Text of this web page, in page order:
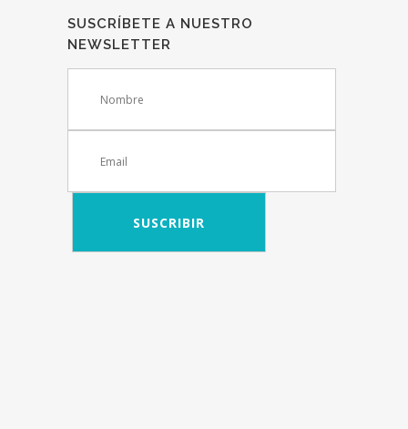
SUSCRÍBETE A NUESTRO
NEWSLETTER